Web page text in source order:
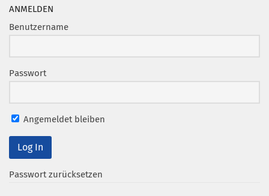
Clubmagazin
MCM Club TV
MITGLIEDSCHAFT
PODCAST
AKTUELLES
ANMELDEN
Benutzername
Passwort
Angemeldet bleiben
Passwort zurücksetzen